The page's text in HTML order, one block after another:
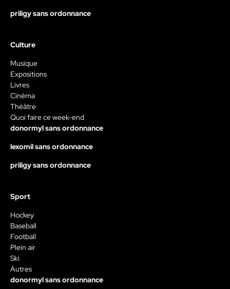
priligy sans ordonnance
Culture
Musique
Expositions
Livres
Cinéma
Théâtre
Quoi faire ce week-end
donormyl sans ordonnance
lexomil sans ordonnance
priligy sans ordonnance
Sport
Hockey
Baseball
Football
Plein air
Ski
Autres
donormyl sans ordonnance